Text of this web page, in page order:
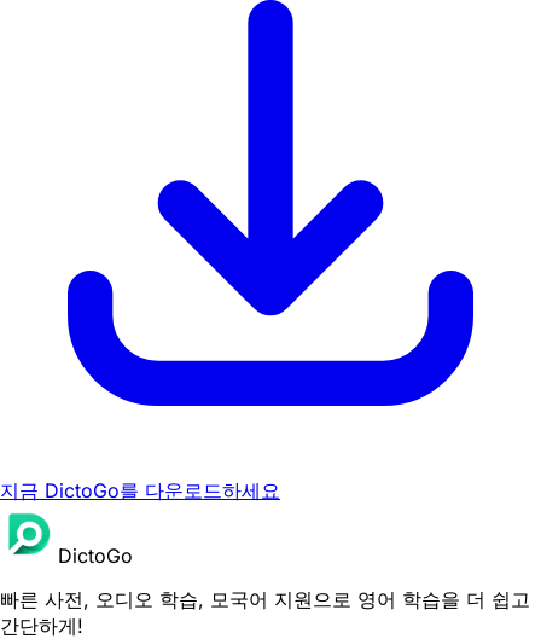
지금 DictoGo를 다운로드하세요
DictoGo
빠른 사전, 오디오 학습, 모국어 지원으로 영어 학습을 더 쉽고
간단하게!